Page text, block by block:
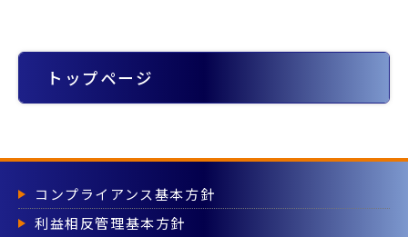
トップページ
コンプライアンス基本方針
利益相反管理基本方針